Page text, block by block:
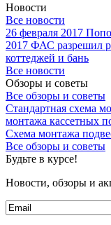
Новости
Все новости
26 февраля 2017
2017 ФАС разрешил
коттеджей и бань
Все новости
Обзоры и советы
Все обзоры и советы
Стандартная схема
монтажа кассетных
Схема монтажа
Все обзоры и советы
Будьте в курсе!
Новости, обзоры и